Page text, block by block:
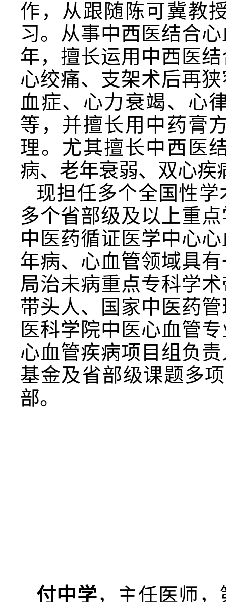
作，从跟随陈可冀教
习。从事中西医结合
年，擅长运用中西医
心绞痛、支架术后再
血症、心力衰竭、心
等，并擅长用中药膏
理。尤其擅长中西医
病、老年衰弱、双心疾
现担任多个全国性
多个省部级及以上重
中医药循证医学中心
年病、心血管领域具
局治未病重点专科学
带头人、国家中医药
医科学院中医心血管
心血管疾病项目组负
基金及省部级课题多
部。
付中学，主任医师